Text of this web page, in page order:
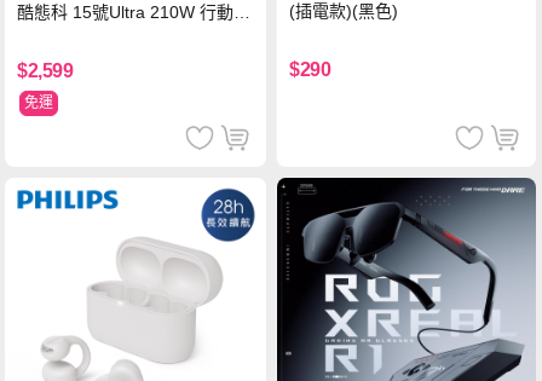
酷態科 15號Ultra 210W 行動電
$2,599
免運
(插電款)(黑色)
$290